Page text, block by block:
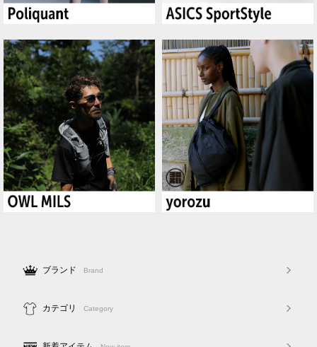
ブランド Brand
カテゴリ Category